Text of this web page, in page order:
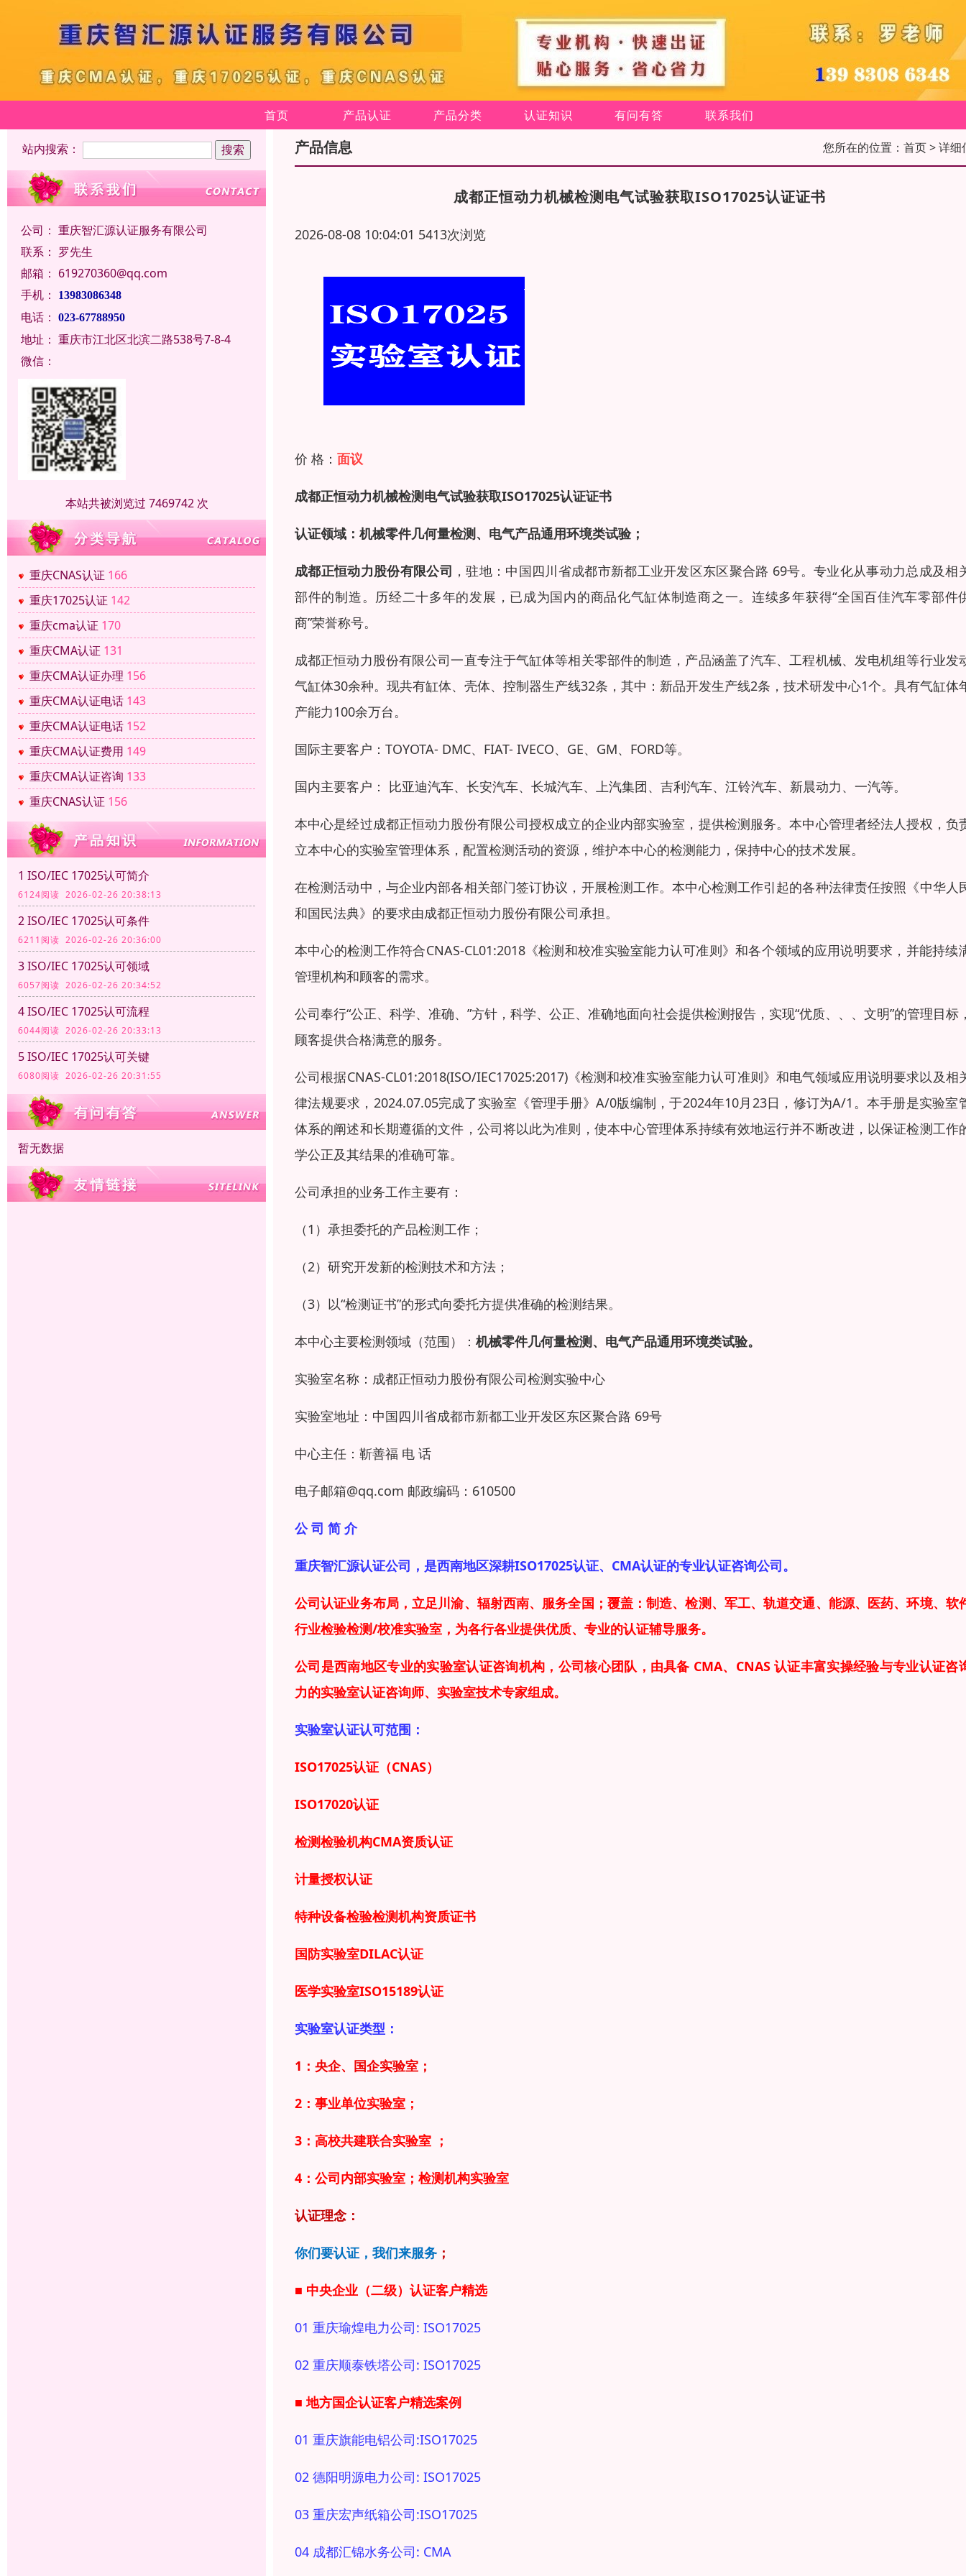
首页 产品认证 产品分类 认证知识 有问有答 联系我们
站内搜索：
公司： 重庆智汇源认证服务有限公司
联系： 罗先生
邮箱： 619270360@qq.com
手机：
13983086348
电话： 023-67788950
地址： 重庆市江北区北滨二路538号7-8-4
微信：
本站共被浏览过 7469742 次
重庆CNAS认证 166
重庆17025认证 142
重庆cma认证 170
重庆CMA认证 131
重庆CMA认证办理 156
重庆CMA认证电话 143
重庆CMA认证电话 152
重庆CMA认证费用 149
重庆CMA认证咨询 133
重庆CNAS认证 156
1 ISO/IEC 17025认可简介
6124阅读 2026-02-26 20:38:13
2 ISO/IEC 17025认可条件
6211阅读 2026-02-26 20:36:00
3 ISO/IEC 17025认可领域
6057阅读 2026-02-26 20:34:52
4 ISO/IEC 17025认可流程
6044阅读 2026-02-26 20:33:13
5 ISO/IEC 17025认可关键
6080阅读 2026-02-26 20:31:55
暂无数据
产品信息 您所在的位置： 首页> 详细
成都正恒动力机械检测电气试验获取ISO17025认证证书
2026-08-08 10:04:01 5413次浏览
价 格： 面议
成都正恒动力机械检测电气试验获取ISO17025认证证书
认证领域：机械零件几何量检测、电气产品通用环境类试验；
成都正恒动力股份有限公司 ，驻地：中国四川省成都市新都工业开发区东区聚合路 69号。专业化从事动力总成及相
部件的制造。历经二十多年的发展，已成为国内的商品化气缸体制造商之一。连续多年获得“全国百佳汽车零部件
商”荣誉称号。
成都正恒动力股份有限公司一直专注于气缸体等相关零部件的制造，产品涵盖了汽车、工程机械、发电机组等行业发
气缸体30余种。现共有缸体、壳体、控制器生产线32条，其中：新品开发生产线2条，技术研发中心1个。具有气缸体
产能力100余万台。
国际主要客户：TOYOTA- DMC、FIAT- IVECO、GE、GM、FORD等。
国内主要客户： 比亚迪汽车、长安汽车、长城汽车、上汽集团、吉利汽车、江铃汽车、新晨动力、一汽等。
本中心是经过成都正恒动力股份有限公司授权成立的企业内部实验室，提供检测服务。本中心管理者经法人授权，负
立本中心的实验室管理体系，配置检测活动的资源，维护本中心的检测能力，保持中心的技术发展。
在检测活动中，与企业内部各相关部门签订协议，开展检测工作。本中心检测工作引起的各种法律责任按照《中华人
和国民法典》的要求由成都正恒动力股份有限公司承担。
本中心的检测工作符合CNAS-CL01:2018《检测和校准实验室能力认可准则》和各个领域的应用说明要求，并能持续
管理机构和顾客的需求。
公司奉行“公正、科学、准确、”方针，科学、公正、准确地面向社会提供检测报告，实现“优质、、、文明”的管理目标
顾客提供合格满意的服务。
公司根据CNAS-CL01:2018(ISO/IEC17025:2017)《检测和校准实验室能力认可准则》和电气领域应用说明要求以及相
律法规要求，2024.07.05完成了实验室《管理手册》A/0版编制，于2024年10月23日，修订为A/1。本手册是实验室
体系的阐述和长期遵循的文件，公司将以此为准则，使本中心管理体系持续有效地运行并不断改进，以保证检测工作
学公正及其结果的准确可靠。
公司承担的业务工作主要有：
（1）承担委托的产品检测工作；
（2）研究开发新的检测技术和方法；
（3）以“检测证书”的形式向委托方提供准确的检测结果。
本中心主要检测领域（范围）： 机械零件几何量检测、电气产品通用环境类试验。
实验室名称：成都正恒动力股份有限公司检测实验中心
实验室地址：中国四川省成都市新都工业开发区东区聚合路 69号
中心主任：靳善福 电 话
电子邮箱@qq.com 邮政编码：610500
公 司 简 介
重庆智汇源认证公司，是西南地区深耕ISO17025认证、CMA认证的专业认证咨询公司。
公司认证业务布局，立足川渝、辐射西南、服务全国；覆盖：制造、检测、军工、轨道交通、能源、医药、环境、软
行业检验检测/校准实验室，为各行各业提供优质、专业的认证辅导服务。
公司是西南地区专业的实验室认证咨询机构， 公司核心团队，由具备 CMA、CNAS 认证丰富实操经验与专业认证咨
力的实验室认证咨询师、实验室技术专家组成。
实验室认证认可范围：
ISO17025认证（CNAS）
ISO17020认证
检测检验机构CMA资质认证
计量授权认证
特种设备检验检测机构资质证书
国防实验室DILAC认证
医学实验室ISO15189认证
实验室认证类型：
1：央企、国企实验室；
2：事业单位实验室；
3：高校共建联合实验室 ；
4：公司内部实验室；检测机构实验室
认证理念：
你们要认证，我们来服务 ；
■ 中央企业（二级）认证客户精选
01 重庆瑜煌电力公司: ISO17025
02 重庆顺泰铁塔公司: ISO17025
■ 地方国企认证客户精选案例
01 重庆旗能电铝公司:ISO17025
02 德阳明源电力公司: ISO17025
03 重庆宏声纸箱公司:ISO17025
04 成都汇锦水务公司: CMA